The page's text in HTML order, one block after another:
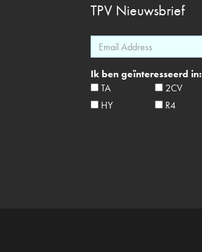
TPV Nieuwsbrief
Ik ben geïnteresseerd in:
TA
2CV
HY
R4